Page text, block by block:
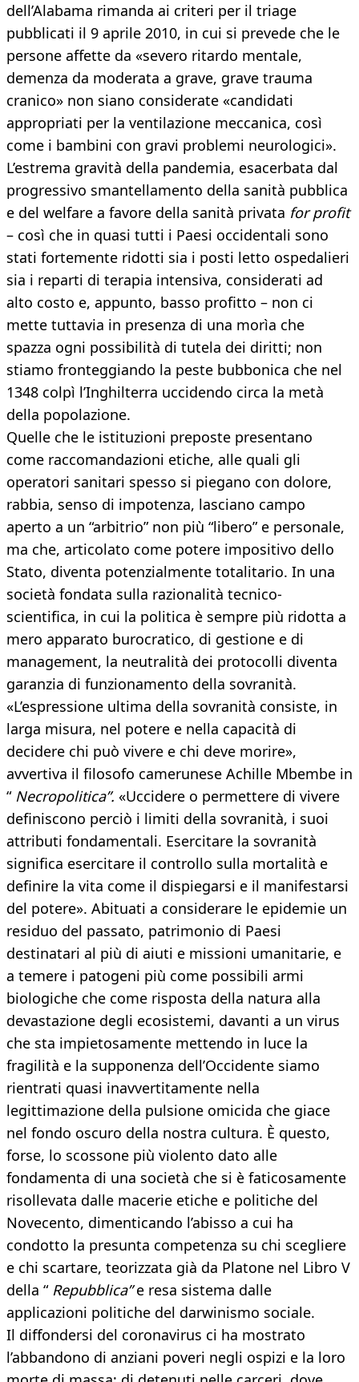
dell’Alabama rimanda ai criteri per il triage
pubblicati il 9 aprile 2010, in cui si prevede che le
persone affette da «severo ritardo mentale,
demenza da moderata a grave, grave trauma
cranico» non siano considerate «candidati
appropriati per la ventilazione meccanica, così
come i bambini con gravi problemi neurologici».
L’estrema gravità della pandemia, esacerbata dal
progressivo smantellamento della sanità pubblica
e del welfare a favore della sanità privata for profit
– così che in quasi tutti i Paesi occidentali sono
stati fortemente ridotti sia i posti letto ospedalieri
sia i reparti di terapia intensiva, considerati ad
alto costo e, appunto, basso profitto – non ci
mette tuttavia in presenza di una morìa che
spazza ogni possibilità di tutela dei diritti; non
stiamo fronteggiando la peste bubbonica che nel
1348 colpì l’Inghilterra uccidendo circa la metà
della popolazione.
Quelle che le istituzioni preposte presentano
come raccomandazioni etiche, alle quali gli
operatori sanitari spesso si piegano con dolore,
rabbia, senso di impotenza, lasciano campo
aperto a un “arbitrio” non più “libero” e personale,
ma che, articolato come potere impositivo dello
Stato, diventa potenzialmente totalitario. In una
società fondata sulla razionalità tecnico-
scientifica, in cui la politica è sempre più ridotta a
mero apparato burocratico, di gestione e di
management, la neutralità dei protocolli diventa
garanzia di funzionamento della sovranità.
«L’espressione ultima della sovranità consiste, in
larga misura, nel potere e nella capacità di
decidere chi può vivere e chi deve morire»,
avvertiva il filosofo camerunese Achille Mbembe in
“ Necropolitica”. «Uccidere o permettere di vivere
definiscono perciò i limiti della sovranità, i suoi
attributi fondamentali. Esercitare la sovranità
significa esercitare il controllo sulla mortalità e
definire la vita come il dispiegarsi e il manifestarsi
del potere». Abituati a considerare le epidemie un
residuo del passato, patrimonio di Paesi
destinatari al più di aiuti e missioni umanitarie, e
a temere i patogeni più come possibili armi
biologiche che come risposta della natura alla
devastazione degli ecosistemi, davanti a un virus
che sta impietosamente mettendo in luce la
fragilità e la supponenza dell’Occidente siamo
rientrati quasi inavvertitamente nella
legittimazione della pulsione omicida che giace
nel fondo oscuro della nostra cultura. È questo,
forse, lo scossone più violento dato alle
fondamenta di una società che si è faticosamente
risollevata dalle macerie etiche e politiche del
Novecento, dimenticando l’abisso a cui ha
condotto la presunta competenza su chi scegliere
e chi scartare, teorizzata già da Platone nel Libro V
della “ Repubblica”e resa sistema dalle
applicazioni politiche del darwinismo sociale.
Il diffondersi del coronavirus ci ha mostrato
l’abbandono di anziani poveri negli ospizi e la loro